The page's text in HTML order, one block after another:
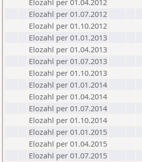
Elozahl per 01.04.2012
Elozahl per 01.07.2012
Elozahl per 01.10.2012
Elozahl per 01.01.2013
Elozahl per 01.04.2013
Elozahl per 01.07.2013
Elozahl per 01.10.2013
Elozahl per 01.01.2014
Elozahl per 01.04.2014
Elozahl per 01.07.2014
Elozahl per 01.10.2014
Elozahl per 01.01.2015
Elozahl per 01.04.2015
Elozahl per 01.07.2015